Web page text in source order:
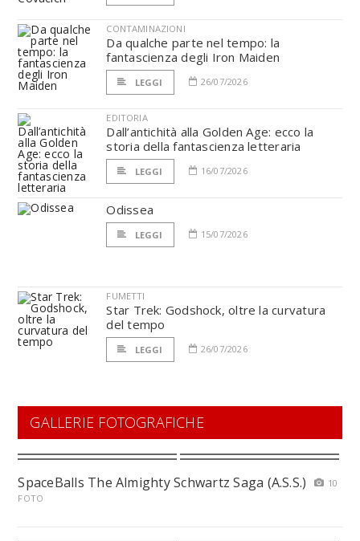
CONTAMINAZIONI
Da qualche parte nel tempo: la
fantascienza degli Iron Maiden
LEGGI 26/07/2026
EDITORIA
Dall’antichità alla Golden Age: ecco la
storia della fantascienza letteraria
LEGGI 16/07/2026
Odissea
LEGGI 15/07/2026
FUMETTI
Star Trek: Godshock, oltre la curvatura
del tempo
LEGGI 26/07/2026
GALLERIE FOTOGRAFICHE
SpaceBalls The Almighty Schwartz Saga (A.S.S.)
10
FOTO